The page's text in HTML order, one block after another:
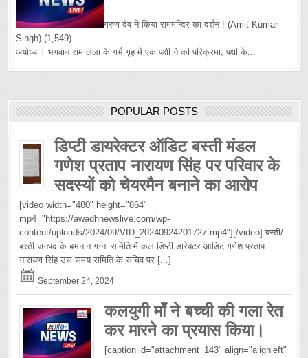
गरुण देव ने किया राममन्दिर का दर्शन ! (Amit Kumar
Singh) (1,549)
अयोध्या। भगवान राम लला के गर्भ गृह में एक पक्षी ने की परिक्रमा, पक्षी के...
POPULAR POSTS
डिप्टी डायरेक्टर ऑडिट बस्ती मंडल
गणेश प्रताप नारायण सिंह पर परिवार के
सदस्यों को चेयरमैन बनाने का आरोप
[video width="480" height="864"
mp4="https://awadhnewslive.com/wp-
content/uploads/2024/09/VID_20240924201727.mp4"][/video] बस्ती/
बस्ती जनपद के बभनान गन्ना समिति में कल डिप्टी डारेक्टर आडिट गणेश प्रताप
नारायण सिंह उस समय समिति के सचिव पर [...]
September 24, 2024
कलयुगी माँ ने बच्ची की गला रेत
कर मारने का प्रयास किया।
[caption id="attachment_143" align="alignleft"